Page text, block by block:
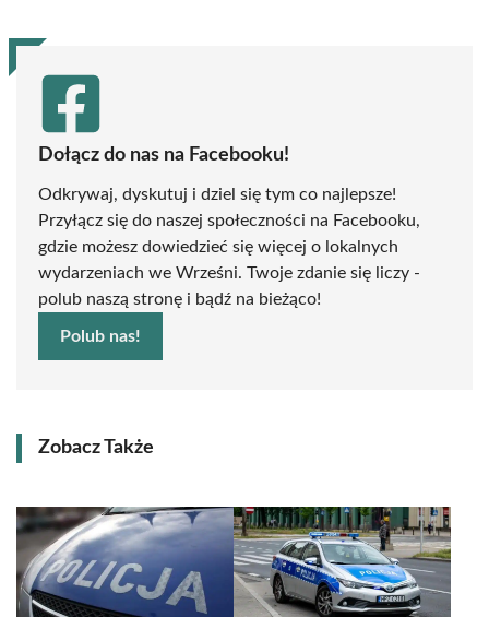
Dołącz do nas na Facebooku!
Odkrywaj, dyskutuj i dziel się tym co najlepsze!
Przyłącz się do naszej społeczności na Facebooku,
gdzie możesz dowiedzieć się więcej o lokalnych
wydarzeniach we Wrześni. Twoje zdanie się liczy -
polub naszą stronę i bądź na bieżąco!
Polub nas!
Zobacz Także